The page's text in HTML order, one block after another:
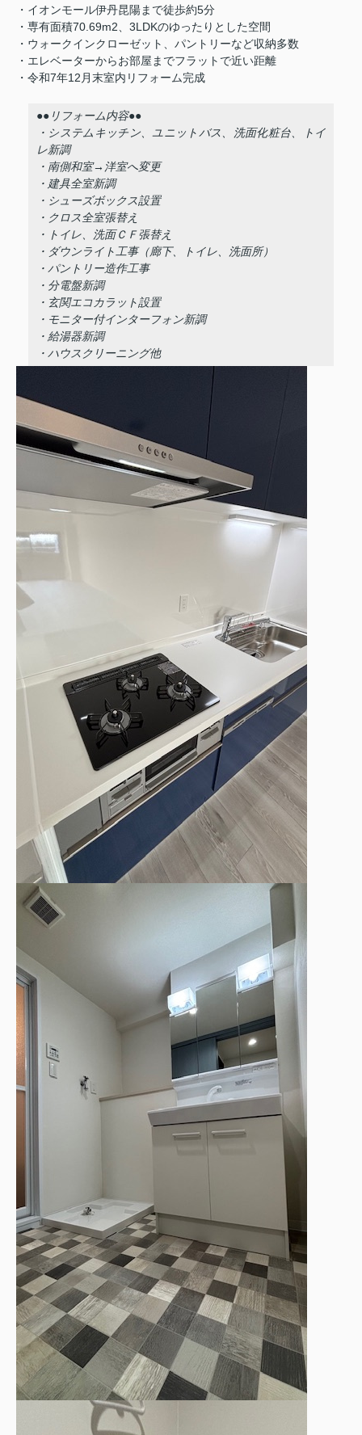
・イオンモール伊丹昆陽まで徒歩約5分
・専有面積70.69m2、3LDKのゆったりとした空間
・ウォークインクローゼット、パントリーなど収納多数
・エレベーターからお部屋までフラットで近い距離
・令和7年12月末室内リフォーム完成
●●リフォーム内容●●
・システムキッチン、ユニットバス、洗面化粧台、トイ
レ新調
・南側和室→洋室へ変更
・建具全室新調
・シューズボックス設置
・クロス全室張替え
・トイレ、洗面ＣＦ張替え
・ダウンライト工事（廊下、トイレ、洗面所）
・パントリー造作工事
・分電盤新調
・玄関エコカラット設置
・モニター付インターフォン新調
・給湯器新調
・ハウスクリーニング他